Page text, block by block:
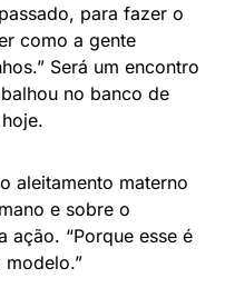
para fazer o
como a gente
Será um encontro
no banco de
aleitamento materno
e sobre o
ação. “Porque esse é